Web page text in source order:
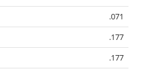
.071
.177
.177